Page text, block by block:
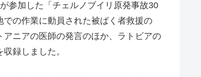
参加した「チェルノブイリ原発事故30
の作業に動員された被ばく者救援の
アニアの医師の発言のほか、ラトビアの
録しました。